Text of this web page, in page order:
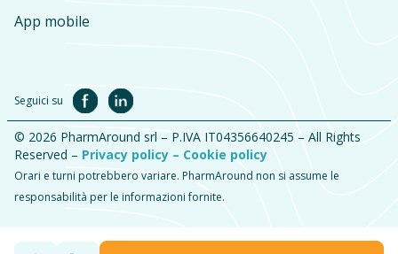
App mobile
Seguici su
© 2026 PharmAround srl – P.IVA IT04356640245 – All Rights
Reserved – Privacy policy – Cookie policy
Orari e turni potrebbero variare. PharmAround non si assume le
responsabilità per le informazioni fornite.